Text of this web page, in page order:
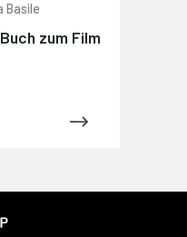
Basile
zum Film